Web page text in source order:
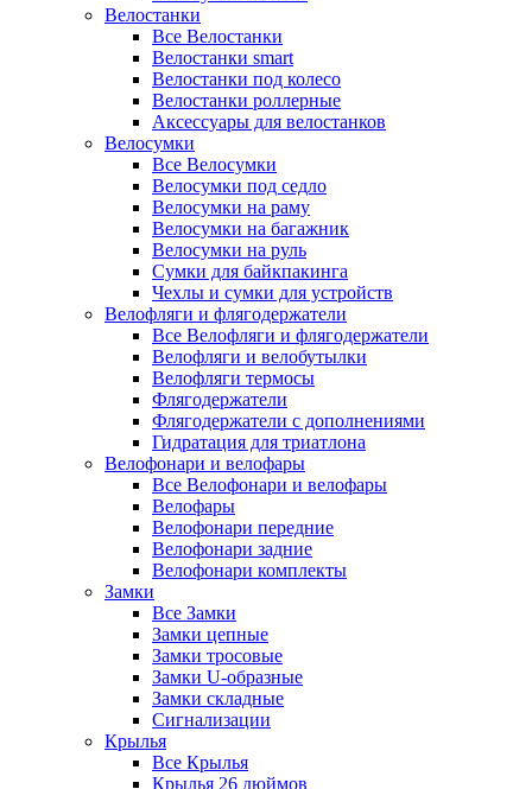
Велостанки
Все Велостанки
Велостанки smart
Велостанки под колесо
Велостанки роллерные
Аксессуары для велостанков
Велосумки
Все Велосумки
Велосумки под седло
Велосумки на раму
Велосумки на багажник
Велосумки на руль
Сумки для байкпакинга
Чехлы и сумки для устройств
Велофляги и флягодержатели
Все Велофляги и флягодержатели
Велофляги и велобутылки
Велофляги термосы
Флягодержатели
Флягодержатели с дополнениями
Гидратация для триатлона
Велофонари и велофары
Все Велофонари и велофары
Велофары
Велофонари передние
Велофонари задние
Велофонари комплекты
Замки
Все Замки
Замки цепные
Замки тросовые
Замки U-образные
Замки складные
Сигнализации
Крылья
Все Крылья
Крылья 26 дюймов